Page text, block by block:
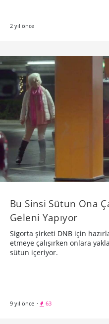
2 yıl önce
Bu Sinsi Sütun Ona
Geleni Yapıyor
Sigorta şirketi DNB için
etmeye çalışırken onlara
sütun içeriyor.
9 yıl önce · 63